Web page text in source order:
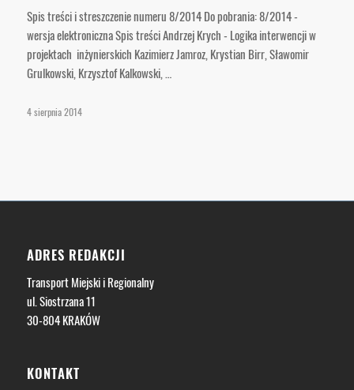
Spis treści i streszczenie numeru 8/2014 Do pobrania: 8/2014 -
wersja elektroniczna Spis treści Andrzej Krych - Logika interwencji w
projektach inżynierskich Kazimierz Jamroz, Krystian Birr, Sławomir
Grulkowski, Krzysztof Kalkowski, …
4 sierpnia 2014
ADRES REDAKCJI
Transport Miejski i Regionalny
ul. Siostrzana 11
30-804 KRAKÓW
KONTAKT